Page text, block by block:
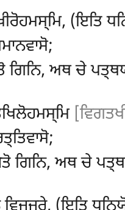
(ਇਤਿ
ਗਿਨਿ, ਅਥ ਚੇ
ਗਿਨਿ, ਅਥ ਚੇ